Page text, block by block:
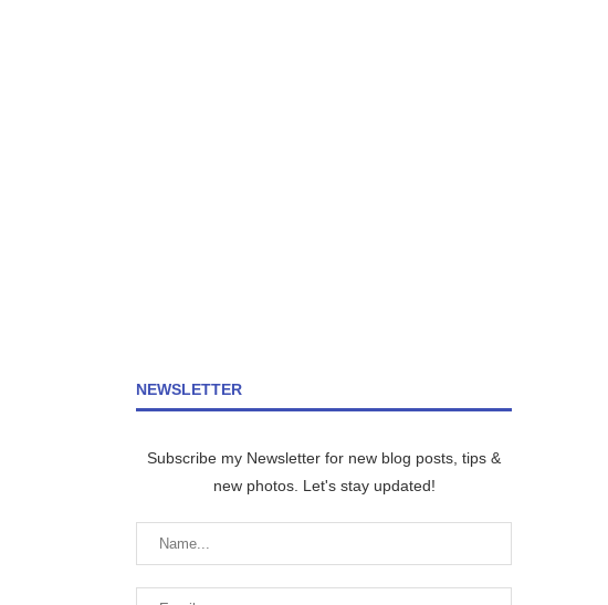
NEWSLETTER
Subscribe my Newsletter for new blog posts, tips &
new photos. Let's stay updated!